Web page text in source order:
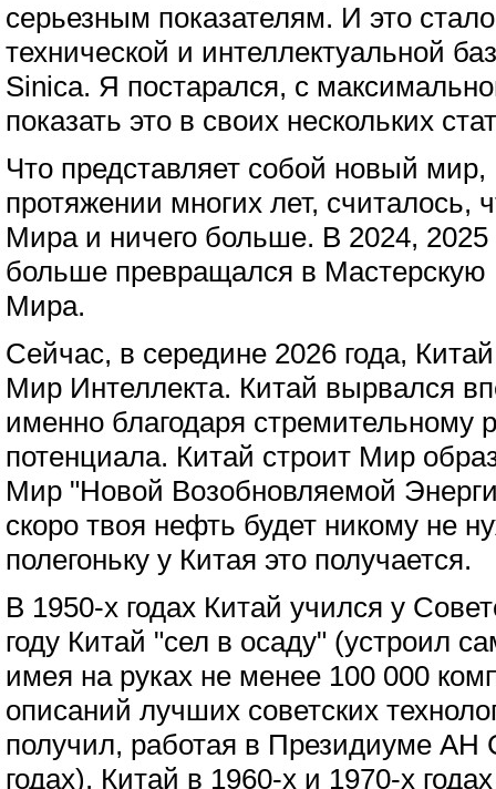
серьезным показателям. И это
технической и интеллектуальной
Sinica. Я постарался, с
показать это в своих нескольких
Что представляет собой новый
протяжении многих лет, считалось,
Мира и ничего больше. В 2024, 2025
больше превращался в
Мира.
Сейчас, в середине 2026 года,
Мир Интеллекта. Китай вырвался
именно благодаря стремительному
потенциала. Китай строит Мир
Мир "Новой Возобновляемой
скоро твоя нефть будет никому не
полегоньку у Китая это получается.
В 1950-х годах Китай учился у
году Китай "сел в осаду" (устроил
имея на руках не менее 100 000
описаний лучших советских
получил, работая в Президиуме
годах). Китай в 1960-х и 1970-х